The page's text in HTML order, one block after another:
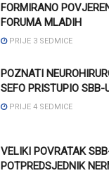
FORMIRANO
FORUMA MLADIH
PRIJE 3 SEDMICE
POZNATI
SEFO PRISTUPIO SBB-
PRIJE 4 SEDMICE
VELIKI POVRATAK
POTPREDSJEDNIK